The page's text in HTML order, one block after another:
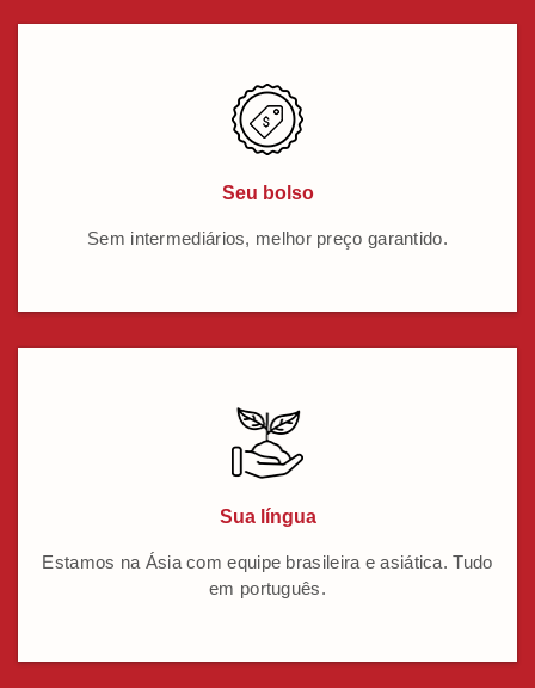
Seu bolso
Sem intermediários, melhor preço garantido.
Sua língua
Estamos na Ásia com equipe brasileira e asiática. Tudo
em português.